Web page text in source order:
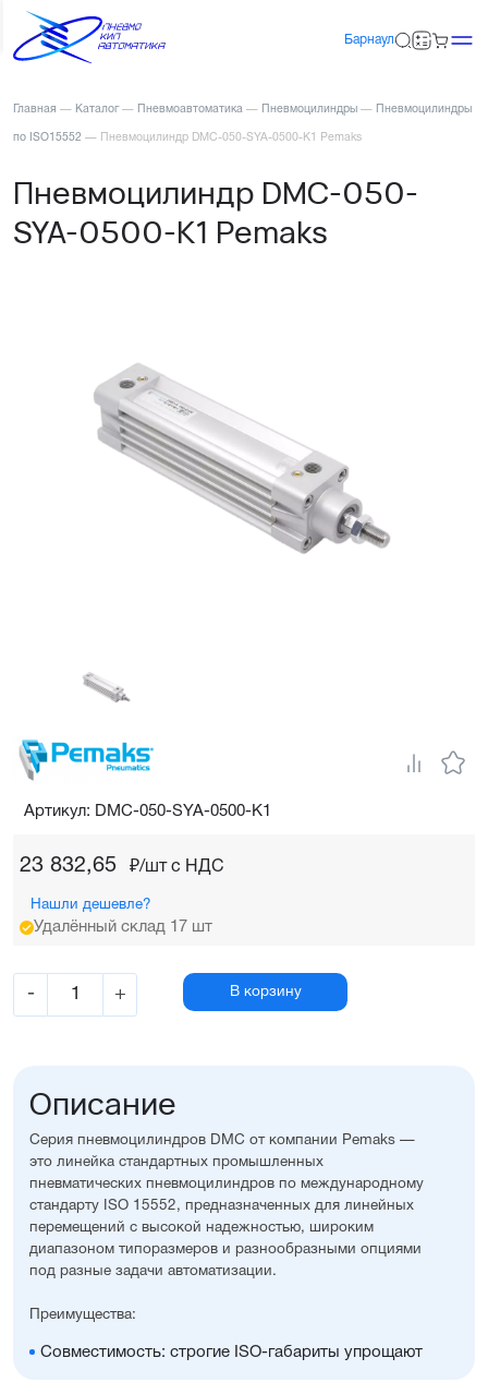
Барнаул
Главная — Каталог — Пневмоавтоматика — Пневмоцилиндры — Пневмоцилиндры
по ISO15552 — Пневмоцилиндр DMC-050-SYA-0500-K1 Pemaks
Пневмоцилиндр DMC-050-
SYA-0500-K1 Pemaks
23 832,65 ₽/шт c НДС
Нашли дешевле?
Удалённый склад 17 шт
- + В корзину
Артикул: DMC-050-SYA-0500-K1
Описание
Серия пневмоцилиндров DMC от компании Pemaks —
это линейка стандартных промышленных
пневматических пневмоцилиндров по международному
стандарту ISO 15552, предназначенных для линейных
перемещений с высокой надежностью, широким
диапазоном типоразмеров и разнообразными опциями
под разные задачи автоматизации.
Преимущества:
Совместимость: строгие ISO-габариты упрощают